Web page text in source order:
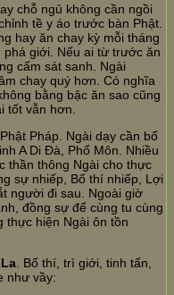
chỗ ngủ không cần ngồi
tề y áo trước bàn Phật.
hay ăn chay kỳ mỗi tháng
phá giới. Nếu ai từ trước ăn
cấm sát sanh. Ngài
chay quý hơn. Có nghĩa
bằng bậc ăn sao cũng
tốt vẫn hơn.
Pháp. Ngài dạy cần bố
A Di Đà, Phổ Môn. Nhiều
thần thông Ngài cho thực
sự nhiếp, Bố thí nhiếp, Lợi
người đi sau. Ngoài giờ
đồng sự để cùng tu cùng
thực hiện Ngài ôn tồn
. Bố thí, trì giới, tinh tấn,
như vầy: